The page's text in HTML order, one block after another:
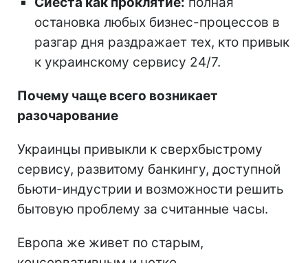
остановка любых бизнес-процессов в
разгар дня раздражает тех, кто привык
к украинскому сервису 24/7.
Почему чаще всего возникает
разочарование
Украинцы привыкли к сверхбыстрому
сервису, развитому банкингу, доступной
бьюти-индустрии и возможности решить
бытовую проблему за считанные часы.
Европа же живет по старым,